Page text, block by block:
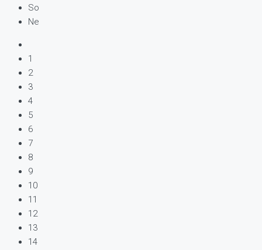
So
Ne
1
2
3
4
5
6
7
8
9
10
11
12
13
14